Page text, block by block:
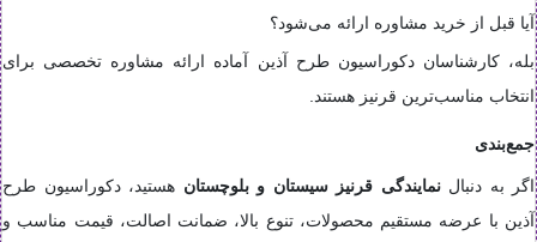
آیا قبل از خرید مشاوره ارائه می‌شود؟
بله، کارشناسان دکوراسیون طرح آذین آماده ارائه مشاوره تخصصی برای
انتخاب مناسب‌ترین قرنیز هستند.
جمع‌بندی
اگر به دنبالنمایندگی قرنیز سیستان و بلوچستان هستید، دکوراسیون طرح
آذین با عرضه مستقیم محصولات، تنوع بالا، ضمانت اصالت، قیمت مناسب و